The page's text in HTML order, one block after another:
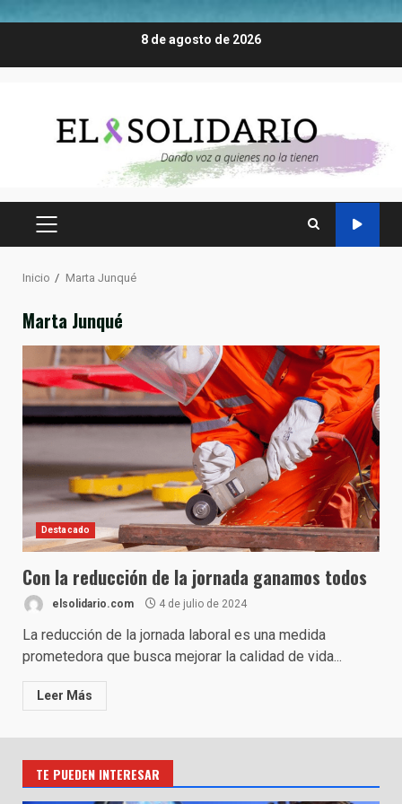
8 de agosto de 2026
MENÚ
Inicio Marta Junqué
Marta Junqué
Destacado
Con la reducción de la jornada ganamos todos
elsolidario.com 4 de julio de 2024
La reducción de la jornada laboral es una medida
prometedora que busca mejorar la calidad de vida...
Leer Más
TE PUEDEN INTERESAR